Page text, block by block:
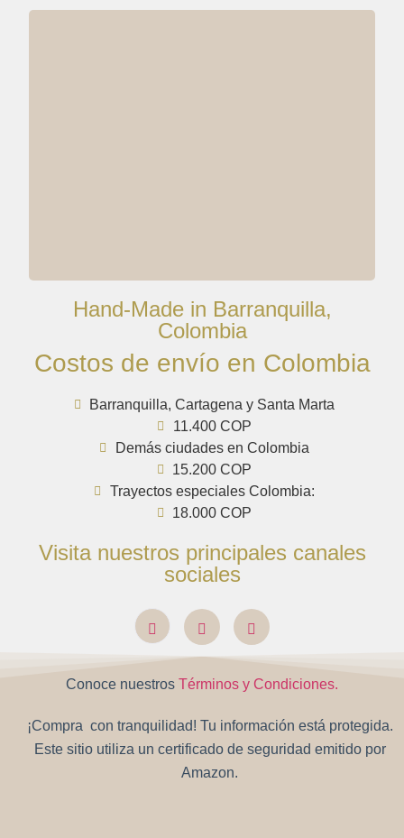
Hand-Made in Barranquilla,
Colombia
Costos de envío en Colombia
Barranquilla, Cartagena y Santa Marta
11.400 COP
Demás ciudades en Colombia
15.200 COP
Trayectos especiales Colombia:
18.000 COP
Visita nuestros principales canales
sociales
Conoce nuestros Términos y Condiciones.
¡Compra con tranquilidad! Tu información está protegida.
Este sitio utiliza un certificado de seguridad emitido por
Amazon.